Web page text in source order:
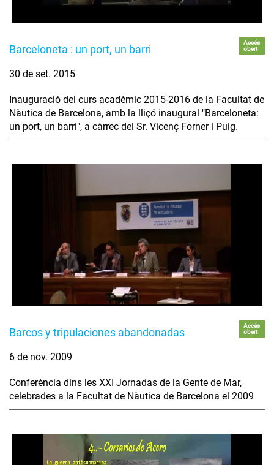
Barceloneta : un port, un barri
Accés
obert
30 de set. 2015
Inauguració del curs acadèmic 2015-2016 de la Facultat de
Nàutica de Barcelona, amb la lliçó inaugural "Barceloneta:
un port, un barri", a càrrec del Sr. Vicenç Forner i Puig.
Barcos y tripulaciones abandonadas
Accés
obert
6 de nov. 2009
Conferència dins les XXI Jornadas de la Gente de Mar,
celebrades a la Facultat de Nàutica de Barcelona el 2009